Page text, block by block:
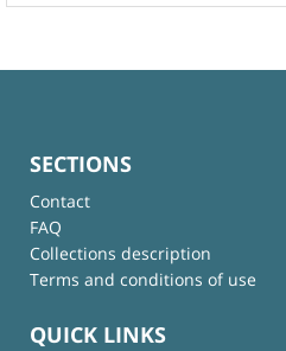
SECTIONS
Contact
FAQ
Collections description
Terms and conditions of use
QUICK LINKS